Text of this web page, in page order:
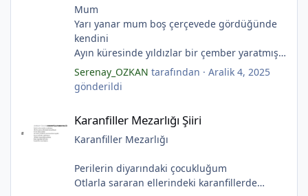
Mum
Yarı yanar mum boş çerçevede gördüğünde
kendini
Ayın küresinde yıldızlar bir çember yaratmış
Çocukların rüyalarını.
Gıcırdayan tahta evimizdeki mumlar
Bizi bizlere gösteren fenermiş.
Fenerler bir başka yanarmış.
Hayalin gerçeğinde susmayan sesini
Aşıklar evlerinde ailelerini sayarmış.
Sular ateşi söndürür derler
Serenay_OZKAN tarafından · Aralik 4, 2025
gönderildi
Karanfiller Mezarlığı Şiiri
Karanfiller Mezarlığı
Perilerin diyarındaki çocukluğum
Otlarla sararan ellerindeki karanfillerde